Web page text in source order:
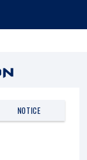
NOTICE